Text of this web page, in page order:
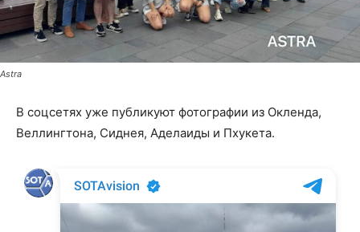
Astra
В соцсетях уже публикуют фотографии из Окленда,
Веллингтона, Сиднея, Аделаиды и Пхукета.